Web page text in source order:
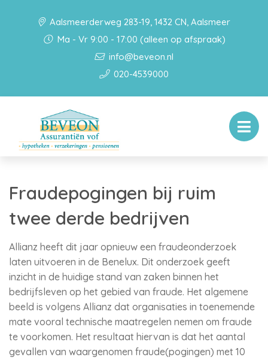
Aalsmeerderweg 283-19, 1432 CN, Aalsmeer
Ma - Vr 9:00 - 17:00 (alleen op afspraak)
info@beveon.nl
020-4539000
Fraudepogingen bij ruim
twee derde bedrijven
Allianz heeft dit jaar opnieuw een fraudeonderzoek
laten uitvoeren in de Benelux. Dit onderzoek geeft
inzicht in de huidige stand van zaken binnen het
bedrijfsleven op het gebied van fraude. Het algemene
beeld is volgens Allianz dat organisaties in toenemende
mate vooral technische maatregelen nemen om fraude
te voorkomen. Het resultaat hiervan is dat het aantal
gevallen van waargenomen fraude(pogingen) met 10